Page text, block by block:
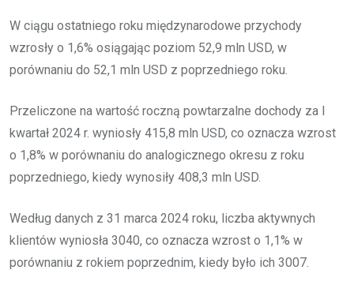
W ciągu ostatniego roku międzynarodowe przychody
wzrosły o 1,6% osiągając poziom 52,9 mln USD, w
porównaniu do 52,1 mln USD z poprzedniego roku.
Przeliczone na wartość roczną powtarzalne dochody za I
kwartał 2024 r. wyniosły 415,8 mln USD, co oznacza wzrost
o 1,8% w porównaniu do analogicznego okresu z roku
poprzedniego, kiedy wynosiły 408,3 mln USD.
Według danych z 31 marca 2024 roku, liczba aktywnych
klientów wyniosła 3040, co oznacza wzrost o 1,1% w
porównaniu z rokiem poprzednim, kiedy było ich 3007.